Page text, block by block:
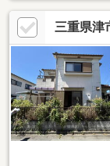
三重県津